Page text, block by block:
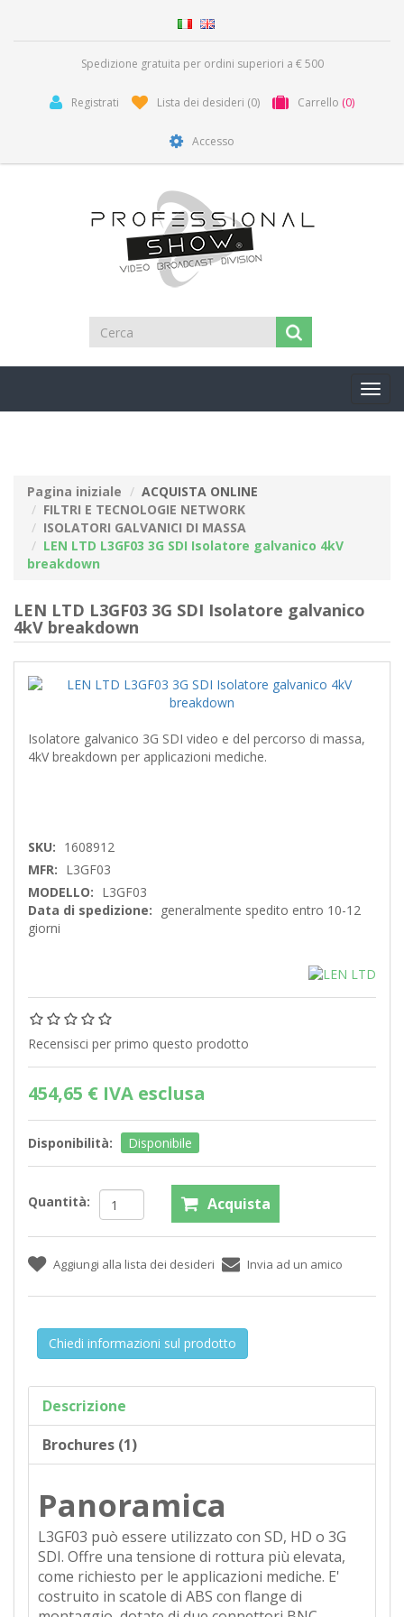
Spedizione gratuita per ordini superiori a € 500
Registrati Lista dei desideri (0) Carrello (0)
Accesso
Pagina iniziale
ACQUISTA ONLINE
FILTRI E TECNOLOGIE NETWORK
ISOLATORI GALVANICI DI MASSA
LEN LTD L3GF03 3G SDI Isolatore galvanico 4kV
breakdown
LEN LTD L3GF03 3G SDI Isolatore galvanico
4kV breakdown
Isolatore galvanico 3G SDI video e del percorso di massa,
4kV breakdown per applicazioni mediche.
SKU: 1608912
MFR: L3GF03
MODELLO: L3GF03
Data di spedizione:
generalmente spedito entro 10-12
giorni
Recensisci per primo questo prodotto
454,65 € IVA esclusa
Disponibilità: Disponibile
Quantità:
Chiedi informazioni sul prodotto
Descrizione
Brochures (1)
Panoramica
L3GF03 può essere utilizzato con SD, HD o 3G
SDI. Offre una tensione di rottura più elevata,
come richiesto per le applicazioni mediche. E'
costruito in scatole di ABS con flange di